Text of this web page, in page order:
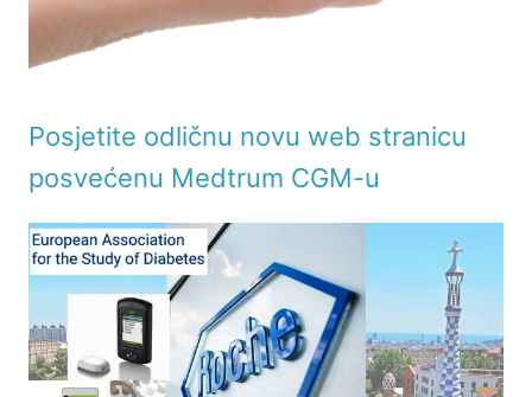
Posjetite odličnu novu web stranicu
posvećenu Medtrum CGM-u